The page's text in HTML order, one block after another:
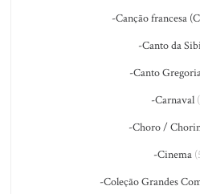
-Canção francesa
-Canto da
-Canto
-Carnaval
-Choro /
-Cinema
-Coleção Grandes